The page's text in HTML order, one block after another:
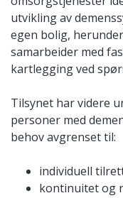
utvikling av
egen bolig,
samarbeider med
kartlegging ved
Tilsynet har videre
personer med
behov avgrenset til:
individuell
kontinuitet og